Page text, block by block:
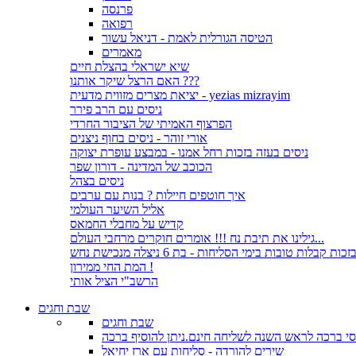
פרנסה
רפואה
הטיסה הגורלית לאמת - דניאל עשור
מאמרים
שיא ישראלי בהצלת חיים
האם הרצל שיקר אותנו ???
יציאת מצרים מזווית מדעית - yezias mizrayim
ניסים עם הרב פירר
הפרצוף האמיתי של הציבור החרדי
אורי זוהר - ניסים בחוף ניצנים
ניסים בעזה בזכות רחל אמנו - במבצע עופרת יצוקה
הכוכב של המדינה - דורון שפר
ניסים בצהל
איך חוטפים חיילות ? בנות עם ערבים
אליל השיער העולמי
קדיש על מחבלי החמאס
גילינו את תיבת נח !!! אומרים חוקרים מרחבי העולם...
בזכות קבלות טובות בימי הסליחות - בת 6 ניצלה מנכישת נחש
המת החי ממירון !
הרשב"י הציל אותי
שבת וחגים
שבת וחגים
ברכה לראש השנה לשליחה חינם.ניתן להוסיף ברכה
שירים להורדה - סליחות עם ארז יחיאל